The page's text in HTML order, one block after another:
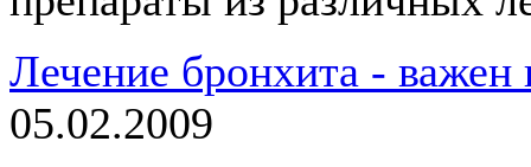
Лечение бронхита -
05.02.2009